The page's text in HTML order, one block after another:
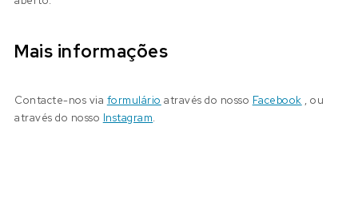
Mais informações
Contacte-nos via formulário através do nosso Facebook , ou
através do nosso Instagram.